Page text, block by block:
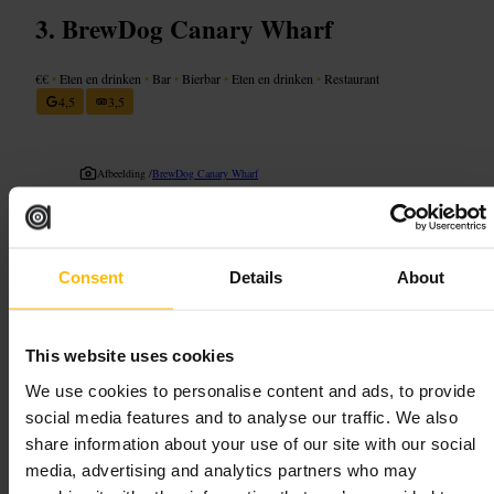
Consent Details About
This website uses cookies
We use cookies to personalise content and ads, to provide
social media features and to analyse our traffic. We also
share information about your use of our site with our social
media, advertising and analytics partners who may
BrewDog Canary Wharf
€€ • Eten en drinken • Bar • Bierbar • Eten en drinken • Restaurant
4,5
3,5
Afbeelding /BrewDog Canary Wharf
Wharf”
Geschikt voor
Wat u kunt verwachten